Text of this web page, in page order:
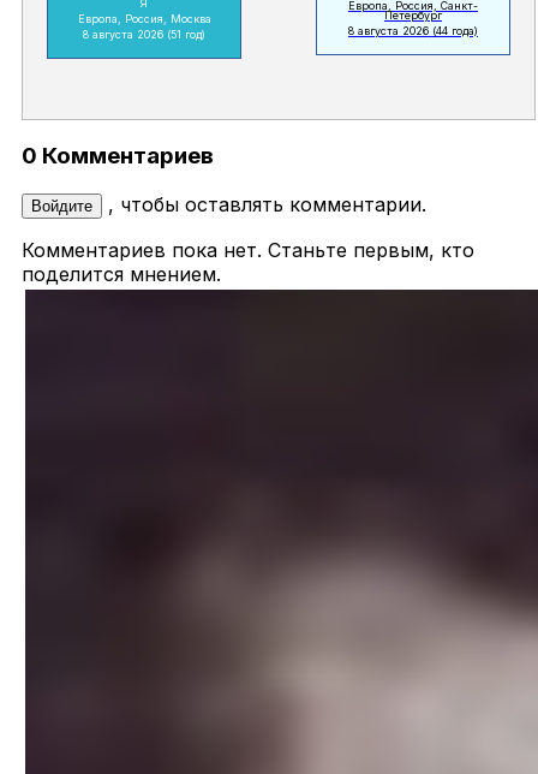
Я
Европа, Россия, Москва
8 августа 2026 (51 год)
Европа, Россия, Санкт-
Петербург
8 августа 2026 (44 года)
0 Комментариев
Войдите
, чтобы оставлять комментарии.
Комментариев пока нет. Станьте первым, кто
поделится мнением.